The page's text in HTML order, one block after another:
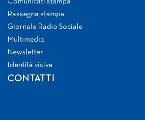
Comunicati stampa
Rassegna stampa
Giornale Radio Sociale
Multimedia
Newsletter
Identità visiva
CONTATTI